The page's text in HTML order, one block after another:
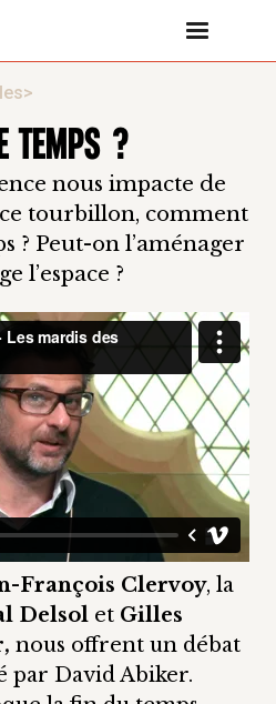
>
TEMPS ?
nous impacte de
tourbillon, comment
? Peut-on l’aménager
l’espace ?
François Clervoy, la
Delsol et Gilles
nous offrent un débat
David Abiker.